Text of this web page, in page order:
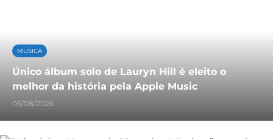
MÚSICA
Único álbum solo de Lauryn Hill é eleito o
melhor da história pela Apple Music
06/08/2026